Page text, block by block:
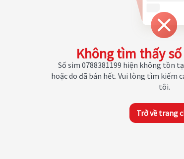
Không tìm thấy
Số sim 0788381199 hiện không tồn
hoặc do đã bán hết. Vui lòng tìm kiếm
tôi.
Trở về trang